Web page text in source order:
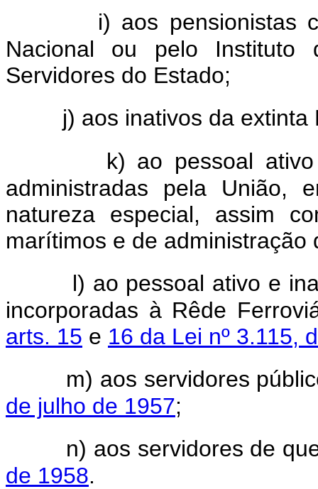
i) aos pensionistas
Nacional ou pelo Instituto
Servidores do Estado;
j) aos inativos da
k) ao pessoal
administradas pela União,
natureza especial, assim
marítimos e de administração
l) ao pessoal ativo e
incorporadas à Rêde
arts. 15 e 16 da Lei nº 3.115,
m) aos servidores
de julho de 1957;
n) aos servidores de
de 1958.